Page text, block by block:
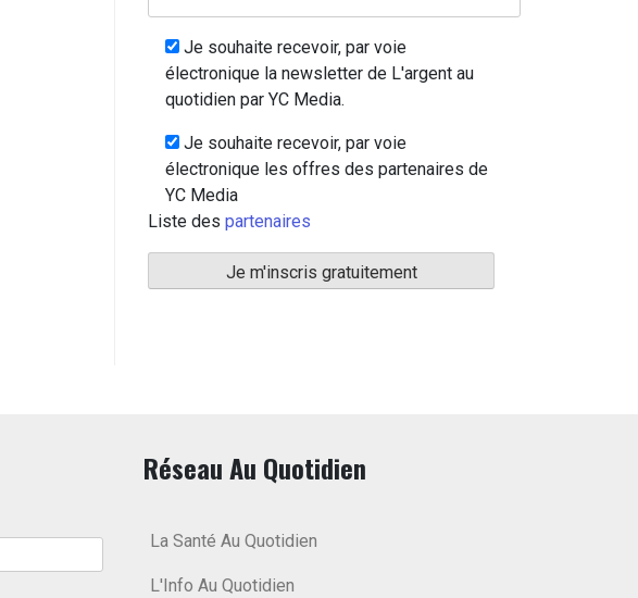
Je souhaite recevoir, par voie
électronique la newsletter de L'argent au
quotidien par YC Media.
Je souhaite recevoir, par voie
électronique les offres des partenaires de
YC Media
Liste des partenaires
Réseau Au Quotidien
La Santé Au Quotidien
L'Info Au Quotidien